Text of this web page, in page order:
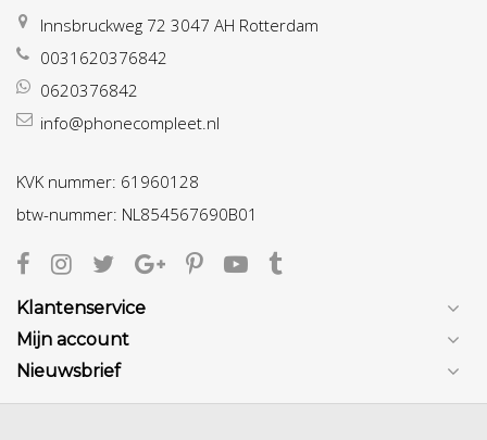
Innsbruckweg 72 3047 AH Rotterdam
0031620376842
0620376842
info@phonecompleet.nl
KVK nummer: 61960128
btw-nummer: NL854567690B01
Klantenservice
Mijn account
Nieuwsbrief